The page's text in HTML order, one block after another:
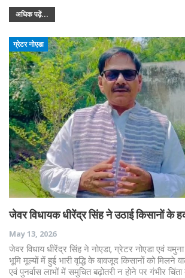
अधिक पढ़ें...
ग्रेटर नोएडा
जेवर विधायक धीरेंद्र सिंह ने उठाई किसानों के
May 13, 2026
जेवर विधाय धीरेंद्र सिंह ने नोएडा, ग्रेटर नोएडा एवं यमुना
भूमि मूल्यों में हुई भारी वृद्धि के बावजूद किसानों को
एवं पुनर्वास लाभों में समुचित बढ़ोतरी न होने पर गंभीर